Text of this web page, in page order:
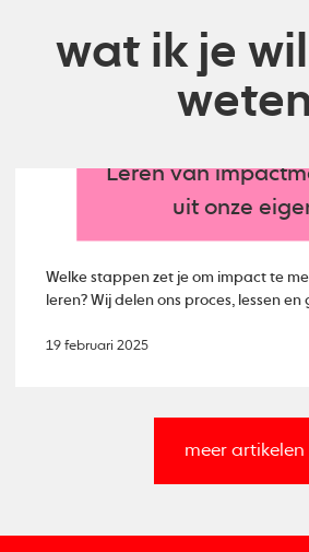
wat ik je
Leren van
uit onze
Welke stappen zet je om impact te
leren? Wij delen ons proces, lessen en
19 februari 2025
meer artikelen